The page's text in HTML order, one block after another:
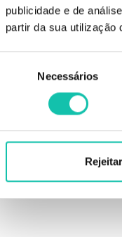
publicidade e de
partir da sua utilização
Necessários
Rejeitar
Vidro Anti-reflexo,
manicure e pedicure,
ozono
estética.